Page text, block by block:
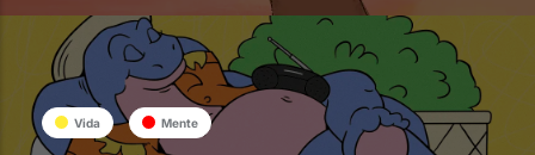
Vida Mente